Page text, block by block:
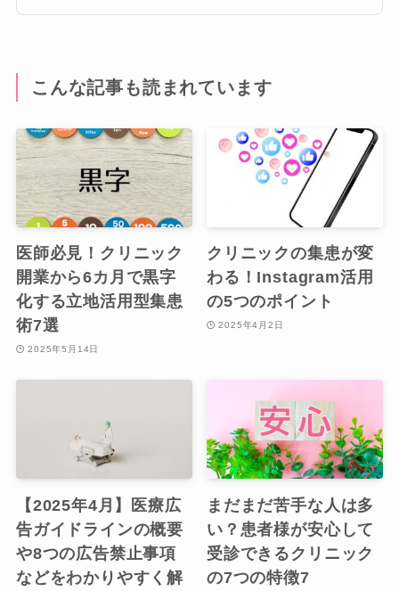
こんな記事も読まれています
医師必見！クリニック
開業から6カ月で黒字
化する立地活用型集患
術7選
2025年5月14日
クリニックの集患が変
わる！Instagram活用
の5つのポイント
2025年4月2日
【2025年4月】医療広
告ガイドラインの概要
や8つの広告禁止事項
などをわかりやすく解
まだまだ苦手な人は多
い？患者様が安心して
受診できるクリニック
の7つの特徴7